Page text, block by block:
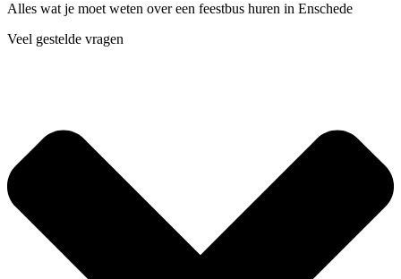
Alles wat je moet weten over een feestbus huren in Enschede
Veel gestelde vragen